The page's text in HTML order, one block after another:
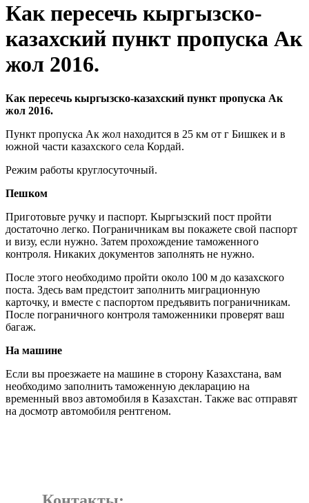
Как пересечь кыргызско-
казахский пункт пропуска Ак
жол 2016.
Как пересечь кыргызско-казахский пункт пропуска Ак
жол 2016.
Пункт пропуска Ак жол находится в 25 км от г Бишкек и в
южной части казахского села Кордай.
Режим работы круглосуточный.
Пешком
Приготовьте ручку и паспорт. Кыргызский пост пройти
достаточно легко. Пограничникам вы покажете свой паспорт
и визу, если нужно. Затем прохождение таможенного
контроля. Никаких документов заполнять не нужно.
После этого необходимо пройти около 100 м до казахского
поста. Здесь вам предстоит заполнить миграционную
карточку, и вместе с паспортом предъявить пограничникам.
После пограничного контроля таможенники проверят ваш
багаж.
На машине
Если вы проезжаете на машине в сторону Казахстана, вам
необходимо заполнить таможенную декларацию на
временный ввоз автомобиля в Казахстан. Также вас отправят
на досмотр автомобиля рентгеном.